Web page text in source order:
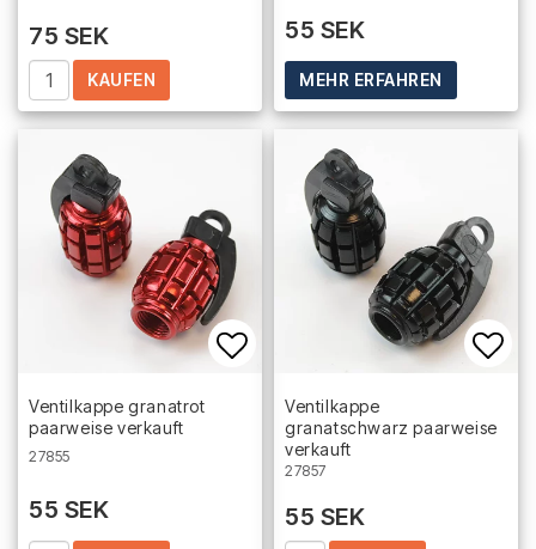
75 SEK
KAUFEN
55 SEK
MEHR ERFAHREN
Add to list of favorites
Ventilkappe granatrot
paarweise verkauft
27855
55 SEK
Ventilkappe
granatschwarz paarweise
verkauft
27857
55 SEK